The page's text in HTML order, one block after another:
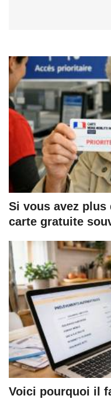
Si vous avez plus
carte gratuite
Voici pourquoi il